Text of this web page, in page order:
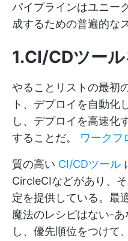
パイプラインはユニー
成するための普遍的な
1.CI/CDツール
やることリストの最初
ト、デプロイを自動化
し、デプロイを高速化
することだ。 ワークフ
質の高い CI/CDツール
CircleCIなどがあり、
定を提供している。最
魔法のレシピはない-
し、優先順位をつけて